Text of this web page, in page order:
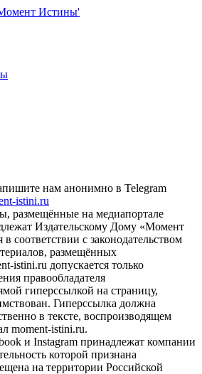
нам анонимно в Telegram
istini.ru
размещённые на медиапортале
Издательскому Дому «Момент
соответствии с законодательством
размещённых
istini.ru допускается только
правообладателя
гиперссылкой на страницу,
Гиперссылка должна
в тексте, воспроизводящем
moment-istini.ru.
и Instagram принадлежат компании
которой признана
на территории Российской